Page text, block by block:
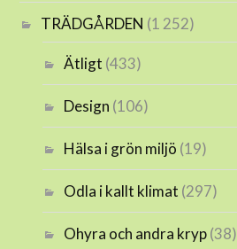
TRÄDGÅRDEN (1 252)
Ätligt (433)
Design (106)
Hälsa i grön miljö (19)
Odla i kallt klimat (297)
Ohyra och andra kryp(38)